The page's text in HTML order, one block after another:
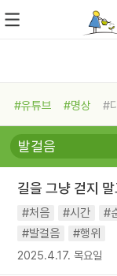
#유튜브 #명상 #
#비전캠프
#독서캠
#희망
#나눔 #친
#독서
#건강 #면
길을 그냥 걷지 말
#처음 #시간 #
#발걸음
#행위
2025.4.17. 목요일